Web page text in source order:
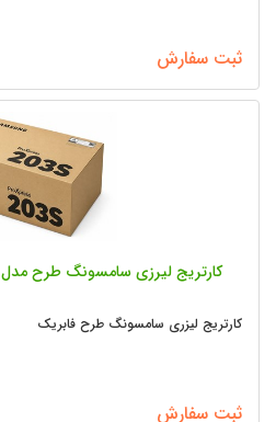
ثبت سفارش
کارتریج لیرزی سامسونگ طرح مدل SAMSUNG MLT-D203S
کارتریج لیزری سامسونگ طرح فابریک
ثبت سفارش